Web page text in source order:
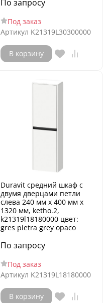
По запросу
Под заказ
Артикул K21319L30300000
В корзину
Duravit средний шкаф с
двумя дверцами петли
слева 240 мм х 400 мм х
1320 мм, ketho.2,
k21319l18180000 цвет:
gres pietra grey opaco
По запросу
Под заказ
Артикул K21319L18180000
В корзину